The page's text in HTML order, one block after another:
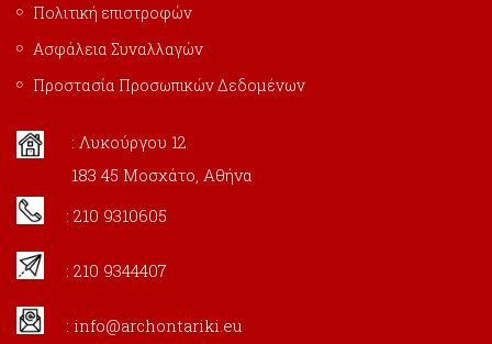
Πολιτική επιστροφών
Ασφάλεια Συναλλαγών
Προστασία Προσωπικών Δεδομένων
: Λυκούργου 12
183 45 Μοσχάτο, Αθήνα
: 210 9310605
: 210 9344407
: info@archontariki.eu